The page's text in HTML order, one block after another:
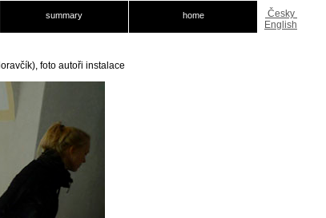
summary home
Česky
English
foto autoři instalace